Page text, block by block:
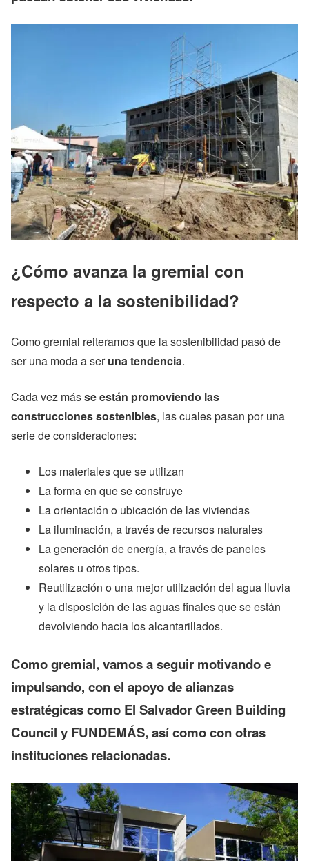
¿Cómo avanza la gremial con
respecto a la sostenibilidad?
Como gremial reiteramos que la sostenibilidad pasó de
ser una moda a seruna tendencia.
Cada vez másse están promoviendo las
construcciones sostenibles, las cuales pasan por una
serie de consideraciones:
Los materiales que se utilizan
La forma en que se construye
La orientación o ubicación de las viviendas
La iluminación, a través de recursos naturales
La generación de energía, a través de paneles
solares u otros tipos.
Reutilización o una mejor utilización del agua lluvia
y la disposición de las aguas finales que se están
devolviendo hacia los alcantarillados.
Como gremial, vamos a seguir motivando e
impulsando, con el apoyo de alianzas
estratégicas como El Salvador Green Building
Council y FUNDEMÁS, así como con otras
instituciones relacionadas.